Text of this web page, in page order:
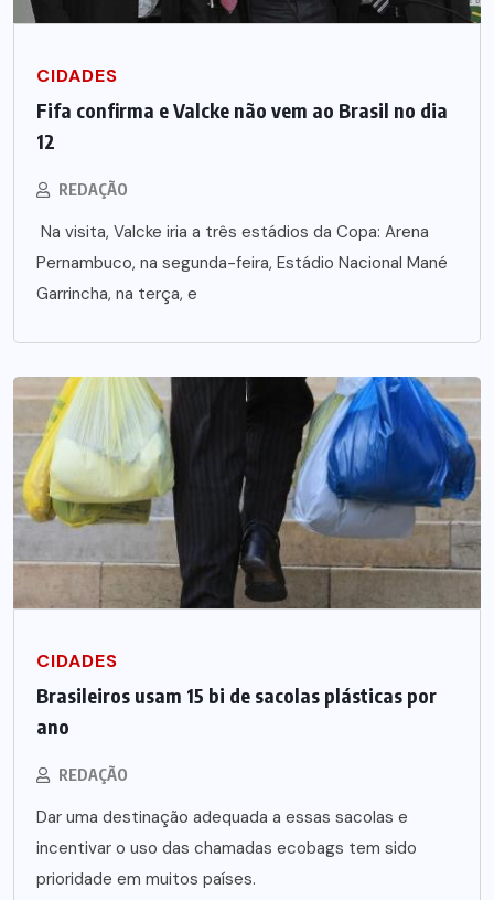
CIDADES
Fifa confirma e Valcke não vem ao Brasil no dia
12
REDAÇÃO
Na visita, Valcke iria a três estádios da Copa: Arena
Pernambuco, na segunda-feira, Estádio Nacional Mané
Garrincha, na terça, e
CIDADES
Brasileiros usam 15 bi de sacolas plásticas por
ano
REDAÇÃO
Dar uma destinação adequada a essas sacolas e
incentivar o uso das chamadas ecobags tem sido
prioridade em muitos países.